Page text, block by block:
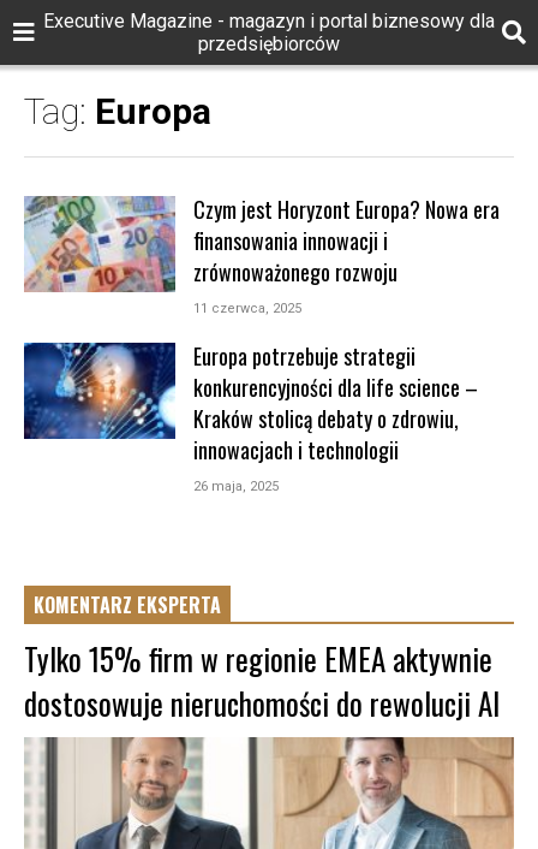
Executive Magazine - magazyn i portal biznesowy dla
przedsiębiorców
Tag: Europa
Czym jest Horyzont Europa? Nowa era
finansowania innowacji i
zrównoważonego rozwoju
11 czerwca, 2025
Europa potrzebuje strategii
konkurencyjności dla life science –
Kraków stolicą debaty o zdrowiu,
innowacjach i technologii
26 maja, 2025
KOMENTARZ EKSPERTA
Tylko 15% firm w regionie EMEA aktywnie
dostosowuje nieruchomości do rewolucji AI